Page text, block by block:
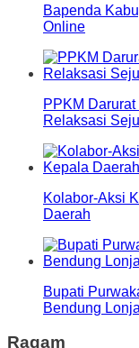
Bapenda
Online
PPKM
Relaksasi
Kolabor-Aksi
Daerah
Bupati
Bendung
Ragam